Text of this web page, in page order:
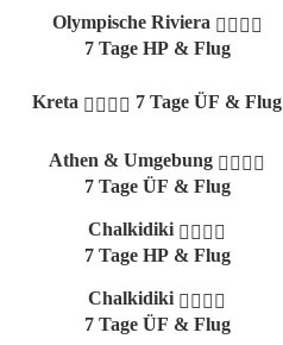
Olympische Riviera
7 Tage HP & Flug
Kreta 7 Tage ÜF & Flug
Athen & Umgebung
7 Tage ÜF & Flug
Chalkidiki
7 Tage HP & Flug
Chalkidiki
7 Tage ÜF & Flug